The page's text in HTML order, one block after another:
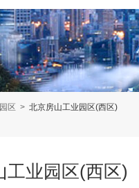
区 > 北京房山工业园区(西区)
工业园区(西区)